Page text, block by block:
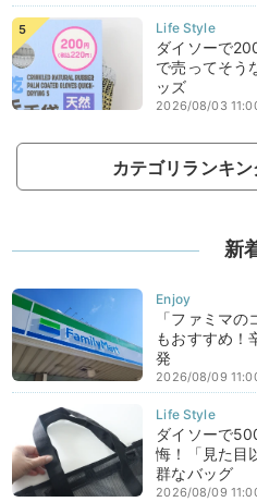
ダイソーで
で売ってそう
ッズ
2026/08/03
カテゴリランキ
新
「ファミマ
もおすすめ！
発
2026/08/09
ダイソーで
悔！「見た目
群なバッグ
2026/08/09